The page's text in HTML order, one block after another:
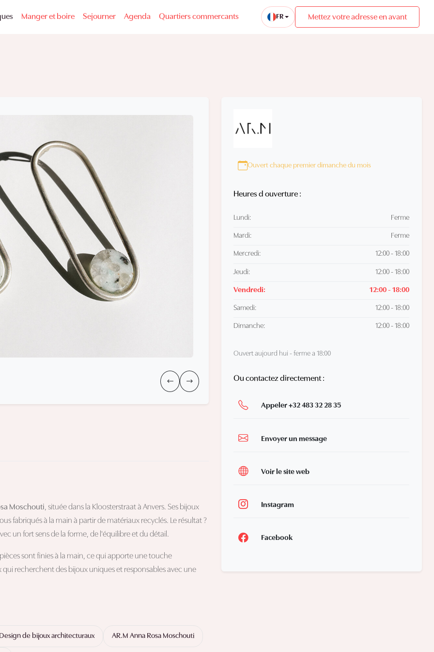
Manger et boire Sejourner Agenda Quartiers commercants FR Mettez votre adresse en avant
Moschouti, située dans la Kloosterstraat à Anvers. Ses bijoux
fabriqués à la main à partir de matériaux recyclés. Le résultat ?
un fort sens de la forme, de l'équilibre et du détail.
sont finies à la main, ce qui apporte une touche
recherchent des bijoux uniques et responsables avec une
de bijoux architecturaux AR.M Anna Rosa Moschouti
Ouvert chaque premier dimanche du mois
Heures d ouverture :
Lundi: Ferme
Mardi: Ferme
Mercredi: 12:00 - 18:00
Jeudi: 12:00 - 18:00
Vendredi: 12:00 - 18:00
Samedi: 12:00 - 18:00
Dimanche: 12:00 - 18:00
Ouvert aujourd hui - ferme a 18:00
Ou contactez directement :
Appeler +32 483 32 28 35
Envoyer un message
Voir le site web
Instagram
Facebook